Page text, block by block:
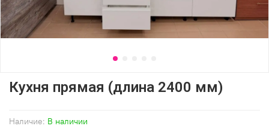
Наличие: В наличии
Кухня прямая (длина 2400 мм)